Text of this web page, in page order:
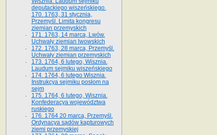
deputackiego wiszeńskiego.
170. 1763, 31 stycznia,
Przemyśl. Limita kongresu
ziemian przemyskich
171. 1763, 14 marca, Lwów.
Uchwały ziemian lwowskich
172. 1763, 28 marca, Przemyśl.
Uchwały ziemian przemyskich
173. 1764, 6 lutego, Wisznia.
Laudum sejmiku wiszeńskiego
174. 1764, 6 lutego Wisznia.
Instrukcya sejmiku posłom na
sejm
175. 1764, 6 lutego, Wisznia.
Konfederacya województwa
ruskiego
176. 1764 20 marca, Przemyśl.
Ordynacya sądów kapturowych
ziemi przemyskiej